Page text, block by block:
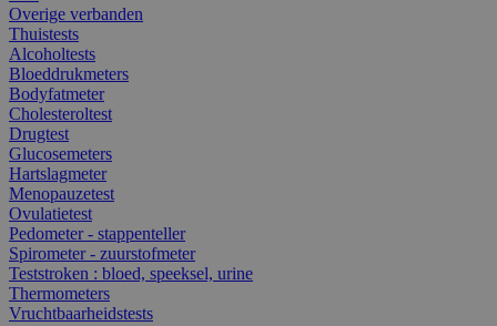
Overige verbanden
Thuistests
Alcoholtests
Bloeddrukmeters
Bodyfatmeter
Cholesteroltest
Drugtest
Glucosemeters
Hartslagmeter
Menopauzetest
Ovulatietest
Pedometer - stappenteller
Spirometer - zuurstofmeter
Teststroken : bloed, speeksel, urine
Thermometers
Vruchtbaarheidstests